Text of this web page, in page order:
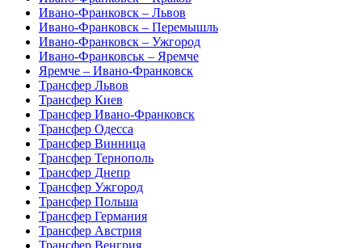
Ивано-Франковск – Львов
Ивано-Франковск – Перемышль
Ивано-Франковск – Ужгород
Ивано-Франковськ – Яремче
Яремче – Ивано-Франковск
Трансфер Львов
Трансфер Киев
Трансфер Ивано-Франковск
Трансфер Одесса
Трансфер Винница
Трансфер Тернополь
Трансфер Днепр
Трансфер Ужгород
Трансфер Польша
Трансфер Германия
Трансфер Австрия
Трансфер Венгрия